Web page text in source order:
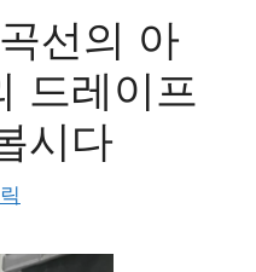
선의 아
드레이프
시다